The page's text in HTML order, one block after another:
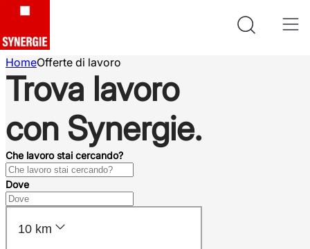
HomeOfferte di lavoro
Trova lavoro
con Synergie.
Che lavoro stai cercando?
Dove
10 km